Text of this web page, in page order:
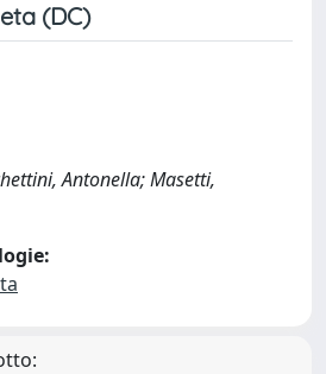
(DC)
Antonella; Masetti,